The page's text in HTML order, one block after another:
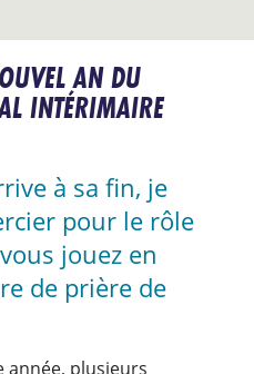
AN DU
INTÉRIMAIRE
à sa fin, je
pour le rôle
jouez en
de prière de
année, plusieurs